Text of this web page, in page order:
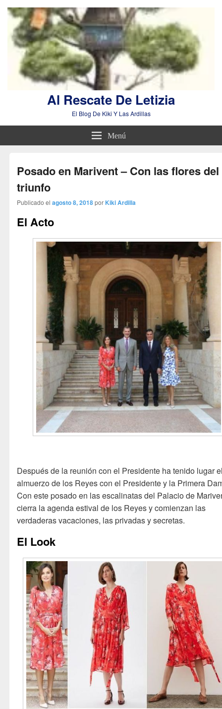
Al Rescate De Letizia
El Blog De Kiki Y Las Ardillas
Menú
Posado en Marivent – Con las flores del
triunfo
Publicado el agosto 8, 2018por Kiki Ardilla
El Acto
Después de la reunión con el Presidente ha tenido lugar
almuerzo de los Reyes con el Presidente y la Primera
Con este posado en las escalinatas del Palacio de
cierra la agenda estival de los Reyes y comienzan las
verdaderas vacaciones, las privadas y secretas.
El Look